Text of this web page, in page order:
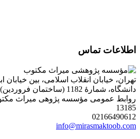
اطلاعات تماس
تهران، خیابان انقلاب اسلامی، بین خیابان
13185
02166490612
info@mirasmaktoob.com